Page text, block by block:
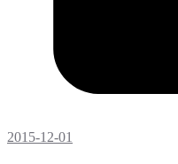
2015-12-01